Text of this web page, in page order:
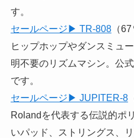
す。
セールページ▶ TR-808（67
ヒップホップやダンスミュ
明不要のリズムマシン。公
です。
セールページ▶ JUPITER-8
Rolandを代表する伝説的ポ
いパッド、ストリングス、